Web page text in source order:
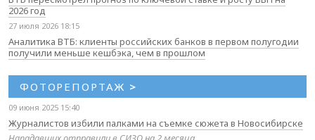
2026 год
27 июля 2026 18:15
Аналитика ВТБ: клиенты российских банков в первом полугодии
получили меньше кешбэка, чем в прошлом
ФОТОРЕПОРТАЖ >
09 июня 2025 15:40
Журналистов избили палками на съемке сюжета в Новосибирске